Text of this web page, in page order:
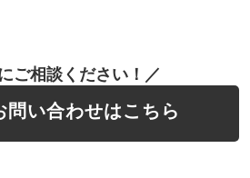
ご相談ください！／
問い合わせはこちら